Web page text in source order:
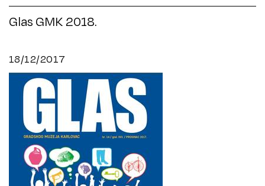
Glas GMK 2018.
18/12/2017